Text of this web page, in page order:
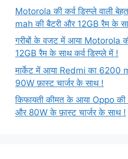
Motorola की कर्व डिस्प्ले वाली
mah की बैटरी और 12GB रैम के
गरीबों के वजट में आया Motorola
12GB रैम के साथ कर्व डिस्प्ले में !
मार्केट में आया Redmi का 6200
90W फ़ास्ट चार्जर के साथ !
किफायती कीमत के आया Oppo की
और 80W के फ़ास्ट चार्जर के साथ !